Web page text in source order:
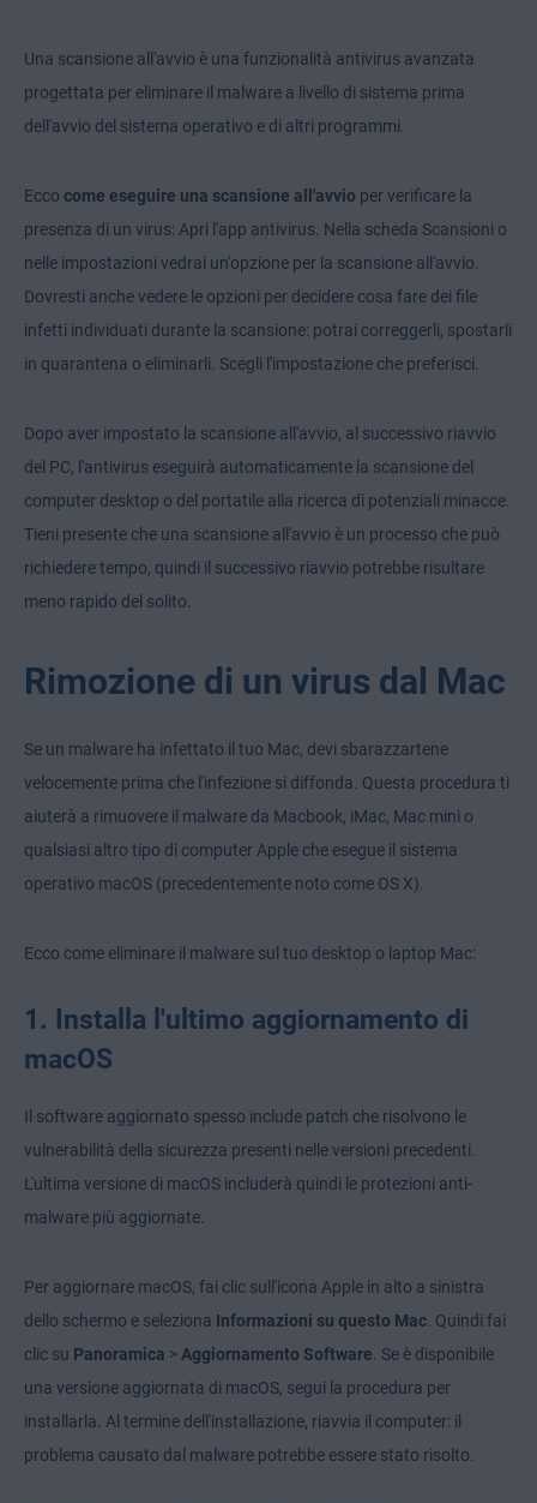
Una scansione all'avvio è una funzionalità antivirus avanzata
progettata per eliminare il malware a livello di sistema prima
dell'avvio del sistema operativo e di altri programmi.
Ecco come eseguire una scansione all'avvio per verificare la
presenza di un virus: Apri l'app antivirus. Nella scheda Scansioni o
nelle impostazioni vedrai un'opzione per la scansione all'avvio.
Dovresti anche vedere le opzioni per decidere cosa fare dei file
infetti individuati durante la scansione: potrai correggerli, spostarli
in quarantena o eliminarli. Scegli l'impostazione che preferisci.
Dopo aver impostato la scansione all'avvio, al successivo riavvio
del PC, l'antivirus eseguirà automaticamente la scansione del
computer desktop o del portatile alla ricerca di potenziali minacce.
Tieni presente che una scansione all'avvio è un processo che può
richiedere tempo, quindi il successivo riavvio potrebbe risultare
meno rapido del solito.
Rimozione di un virus dal Mac
Se un malware ha infettato il tuo Mac, devi sbarazzartene
velocemente prima che l'infezione si diffonda. Questa procedura ti
aiuterà a rimuovere il malware da Macbook, iMac, Mac mini o
qualsiasi altro tipo di computer Apple che esegue il sistema
operativo macOS (precedentemente noto come OS X).
Ecco come eliminare il malware sul tuo desktop o laptop Mac:
1. Installa l'ultimo aggiornamento di
macOS
Il software aggiornato spesso include patch che risolvono le
vulnerabilità della sicurezza presenti nelle versioni precedenti.
L'ultima versione di macOS includerà quindi le protezioni anti-
malware più aggiornate.
Per aggiornare macOS, fai clic sull'icona Apple in alto a sinistra
dello schermo e seleziona Informazioni su questo Mac . Quindi fai
clic su Panoramica > Aggiornamento Software . Se è disponibile
una versione aggiornata di macOS, segui la procedura per
installarla. Al termine dell'installazione, riavvia il computer: il
problema causato dal malware potrebbe essere stato risolto.